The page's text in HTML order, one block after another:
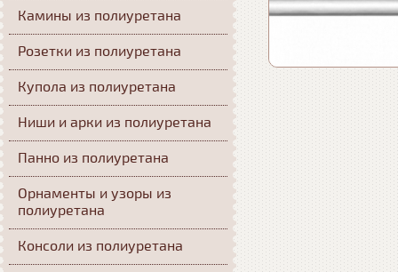
Камины из полиуретана
Розетки из полиуретана
Купола из полиуретана
Ниши и арки из полиуретана
Панно из полиуретана
Орнаменты и узоры из
полиуретана
Консоли из полиуретана